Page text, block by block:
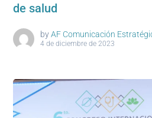
de salud
by AF Comunicación
4 de diciembre de 2023